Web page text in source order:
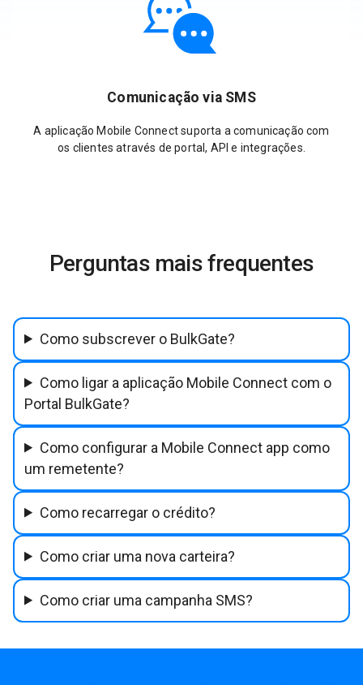
Comunicação via SMS
A aplicação Mobile Connect suporta a comunicação com
os clientes através de portal, API e integrações.
Perguntas mais frequentes
Como subscrever o BulkGate?
Como ligar a aplicação Mobile Connect com o
Portal BulkGate?
Como configurar a Mobile Connect app como
um remetente?
Como recarregar o crédito?
Como criar uma nova carteira?
Como criar uma campanha SMS?